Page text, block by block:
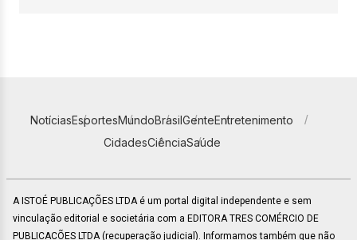
NotíciasEsportesMundoBrasilGenteEntretenimento
CidadesCiênciaSaúde
A ISTOÉ PUBLICAÇÕES LTDA é um portal digital independente e sem
vinculação editorial e societária com a EDITORA TRES COMÉRCIO DE
PUBLICACÕES LTDA (recuperação judicial). Informamos também que não